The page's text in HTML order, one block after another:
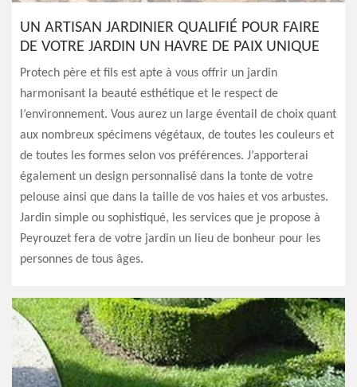
UN ARTISAN JARDINIER QUALIFIÉ POUR FAIRE
DE VOTRE JARDIN UN HAVRE DE PAIX UNIQUE
Protech père et fils est apte à vous offrir un jardin
harmonisant la beauté esthétique et le respect de
l’environnement. Vous aurez un large éventail de choix quant
aux nombreux spécimens végétaux, de toutes les couleurs et
de toutes les formes selon vos préférences. J’apporterai
également un design personnalisé dans la tonte de votre
pelouse ainsi que dans la taille de vos haies et vos arbustes.
Jardin simple ou sophistiqué, les services que je propose à
Peyrouzet fera de votre jardin un lieu de bonheur pour les
personnes de tous âges.